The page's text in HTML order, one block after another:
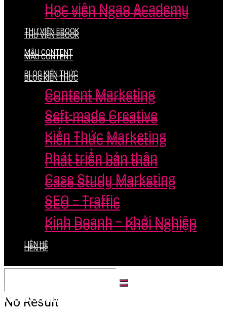
Học viện Ngao Academy
THƯ VIỆN EBOOK
MẪU CONTENT
BLOG KIẾN THỨC
Content Marketing
Seft-made Creative
Kiến Thức Marketing
Phát triển bản thân
Case Study Marketing
SEO – Traffic
Kinh Doanh – Khởi Nghiệp
LIÊN HỆ
No Result
Học viện Ngao Academy
THƯ VIỆN EBOOK
MẪU CONTENT
BLOG KIẾN THỨC
Content Marketing
Seft-made Creative
Kiến Thức Marketing
Phát triển bản thân
Case Study Marketing
SEO – Traffic
Kinh Doanh – Khởi Nghiệp
LIÊN HỆ
No Result